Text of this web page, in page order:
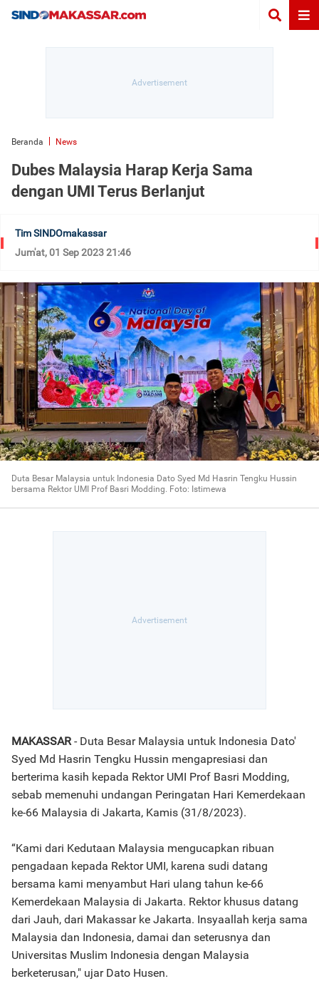
Beranda News
Dubes Malaysia Harap Kerja Sama
dengan UMI Terus Berlanjut
Tim SINDOmakassar
Jum'at, 01 Sep 2023 21:46
Duta Besar Malaysia untuk Indonesia Dato Syed Md Hasrin Tengku Hussin
bersama Rektor UMI Prof Basri Modding. Foto: Istimewa
MAKASSAR- Duta Besar Malaysia untuk Indonesia Dato'
Syed Md Hasrin Tengku Hussin mengapresiasi dan
berterima kasih kepada Rektor UMI Prof Basri Modding,
sebab memenuhi undangan Peringatan Hari Kemerdekaan
ke-66 Malaysia di Jakarta, Kamis (31/8/2023).
“Kami dari Kedutaan Malaysia mengucapkan ribuan
pengadaan kepada Rektor UMI, karena sudi datang
bersama kami menyambut Hari ulang tahun ke-66
Kemerdekaan Malaysia di Jakarta. Rektor khusus datang
dari Jauh, dari Makassar ke Jakarta. Insyaallah kerja sama
Malaysia dan Indonesia, damai dan seterusnya dan
Universitas Muslim Indonesia dengan Malaysia
berketerusan," ujar Dato Husen.